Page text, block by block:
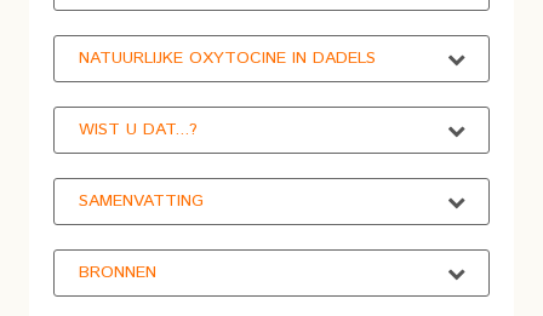
NATUURLIJKE OXYTOCINE IN DADELS
WIST U DAT...?
SAMENVATTING
BRONNEN